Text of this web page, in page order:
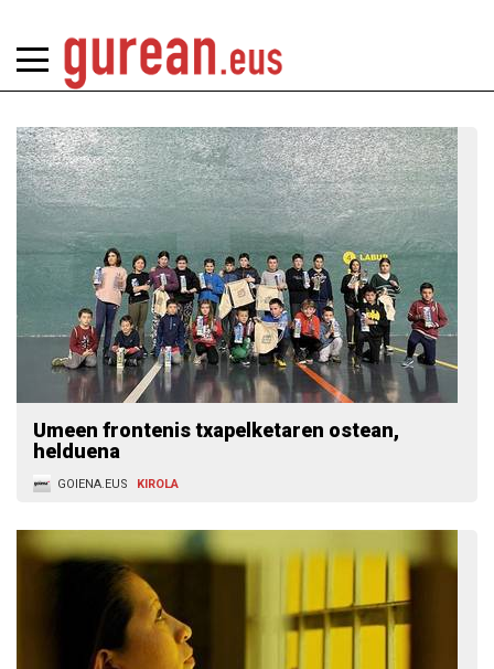
Umeen frontenis txapelketaren ostean,
helduena
GOIENA.EUS KIROLA